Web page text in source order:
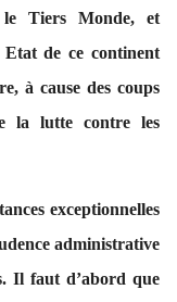
le Tiers Monde, et
de ce continent
à cause des coups
la lutte contre les
exceptionnelles
administrative
Il faut d’abord que